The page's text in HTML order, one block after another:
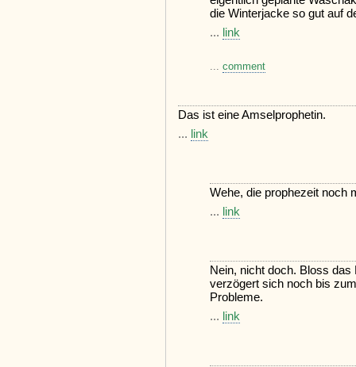
die Winterjacke so gut auf
... link
... comment
Das ist eine Amselprophetin.
... link
Wehe, die prophezeit noch
... link
Nein, nicht doch. Bloss das
verzögert sich noch bis
Probleme.
... link